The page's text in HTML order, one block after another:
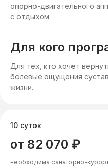
опорно-двигательного
с отдыхом.
Для кого
Для тех, кто хочет
болевые ощущения
жизни.
необходима санаторно-
от 82 070 ₽
10 суток